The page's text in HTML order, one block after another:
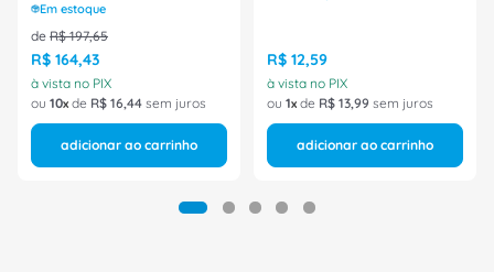
Em estoque
de R$ 197,65
R$ 164,43
à vista no PIX
ou 10 de R$ 16,44 sem juros
adicionar ao carrinho
R$ 12,59
à vista no PIX
ou 1 de R$ 13,99 sem juros
adicionar ao carrinho